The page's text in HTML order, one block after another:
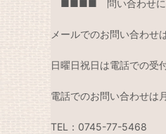
■■■■ 問い合わせ
メールでのお問い合わせ
日曜日祝日は電話での受
電話でのお問い合わせは
TEL：0745-77-5468